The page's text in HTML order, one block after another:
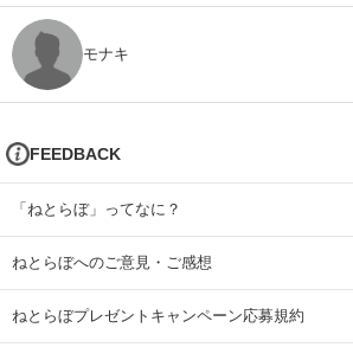
モナキ
FEEDBACK
「ねとらぼ」ってなに？
ねとらぼへのご意見・ご感想
ねとらぼプレゼントキャンペーン応募規約